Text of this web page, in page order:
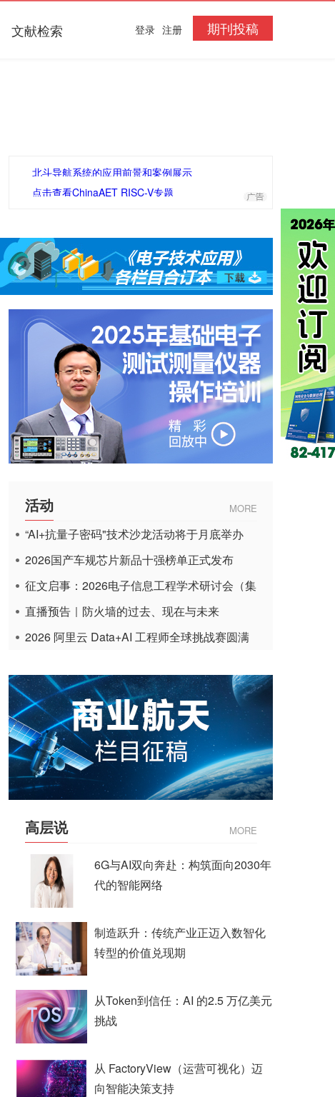
文献检索 期刊投稿
登录 注册
北斗导航系统的应用前景和案例展示
点击查看ChinaAET RISC-V专题
活动 MORE
“AI+抗量子密码"技术沙龙活动将于月底举办
2026国产车规芯片新品十强榜单正式发布
征文启事：2026电子信息工程学术研讨会（集
成电路应用杂志）
直播预告｜防火墙的过去、现在与未来
2026 阿里云 Data+AI 工程师全球挑战赛圆满
高层说 MORE
6G与AI双向奔赴：构筑面向2030年
代的智能网络
制造跃升：传统产业正迈入数智化
转型的价值兑现期
从Token到信任：AI 的2.5 万亿美元
挑战
从 FactoryView（运营可视化）迈
向智能决策支持